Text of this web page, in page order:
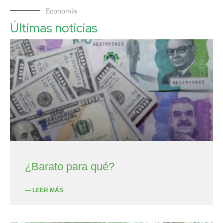
Economía
Últimas noticias
¿Barato para qué?
— LEER MÁS